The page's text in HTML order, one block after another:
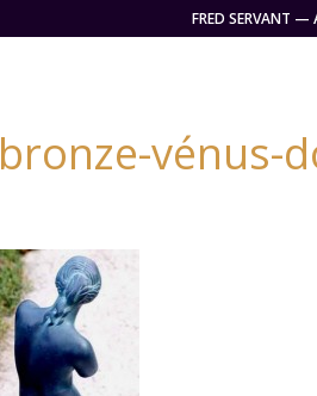
FRED SERVANT
bronze-vénus-